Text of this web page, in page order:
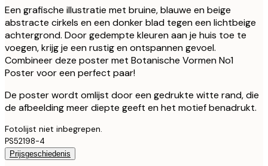
Een grafische illustratie met bruine, blauwe en beige
abstracte cirkels en een donker blad tegen een lichtbeige
achtergrond. Door gedempte kleuren aan je huis toe te
voegen, krijg je een rustig en ontspannen gevoel.
Combineer deze poster met Botanische Vormen No1
Poster voor een perfect paar!
De poster wordt omlijst door een gedrukte witte rand, die
de afbeelding meer diepte geeft en het motief benadrukt.
Fotolijst niet inbegrepen.
PS52198-4
Prijsgeschiedenis